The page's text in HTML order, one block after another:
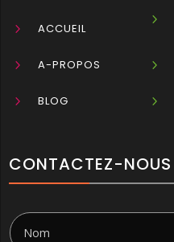
5 ACCUEIL
5
5 A-PROPOS 5
5 BLOG 5
CONTACTEZ-NOUS